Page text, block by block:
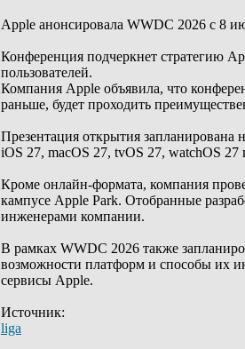
Apple анонсировала WWDC 2026 с 8
Конференция подчеркнет стратегию
пользователей.
Компания Apple объявила, что
раньше, будет проходить
Презентация открытия
iOS 27, macOS 27, tvOS 27, watchOS 27
Кроме онлайн-формата, компания
кампусе Apple Park. Отобранные
инженерами компании.
В рамках WWDC 2026 также
возможности платформ и способы их
сервисы Apple.
Источник:
liga